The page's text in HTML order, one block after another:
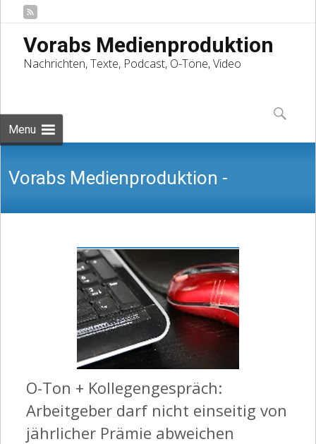
Vorabs Medienproduktion
Nachrichten, Texte, Podcast, O-Töne, Video
Menu
to
content
Suchen
nach:
Vorabs Medienproduktion -
Nachrichten, Texte, Podcast, O-Töne,
O-Ton + Kollegengespräch:
Arbeitgeber darf nicht einseitig von
jährlicher Prämie abweichen